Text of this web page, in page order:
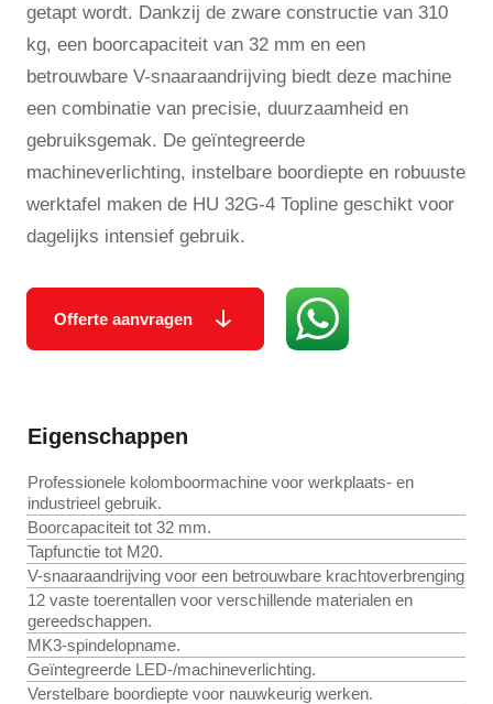
getapt wordt. Dankzij de zware constructie van 310
kg, een boorcapaciteit van 32 mm en een
betrouwbare V-snaaraandrijving biedt deze machine
een combinatie van precisie, duurzaamheid en
gebruiksgemak. De geïntegreerde
machineverlichting, instelbare boordiepte en robuuste
werktafel maken de HU 32G-4 Topline geschikt voor
dagelijks intensief gebruik.
Offerte aanvragen
Eigenschappen
Professionele kolomboormachine voor werkplaats- en
industrieel gebruik.
Boorcapaciteit tot 32 mm.
Tapfunctie tot M20.
V-snaaraandrijving voor een betrouwbare krachtoverbrenging
12 vaste toerentallen voor verschillende materialen en
gereedschappen.
MK3-spindelopname.
Geïntegreerde LED-/machineverlichting.
Verstelbare boordiepte voor nauwkeurig werken.